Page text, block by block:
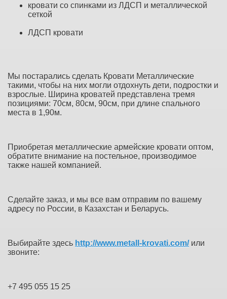
кровати со спинками из ЛДСП и металлической
сеткой
ЛДСП кровати
Мы постарались сделать Кровати Металлические
такими, чтобы на них могли отдохнуть дети, подростки и
взрослые. Ширина кроватей представлена тремя
позициями: 70см, 80см, 90см, при длине спального
места в 1,90м.
Приобретая металлические армейские кровати оптом,
обратите внимание на постельное, производимое
также нашей компанией.
Сделайте заказ, и мы все вам отправим по вашему
адресу по России, в Казахстан и Беларусь.
Выбирайте здесь http://www.metall-krovati.com/или
звоните:
+7 495 055 15 25